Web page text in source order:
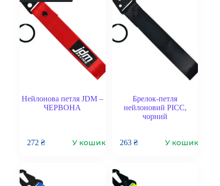
Нейлонова петля JDM –
ЧЕРВОНА
272₴ У кошик
Брелок-петля
нейлоновий PICC,
чорний
263 ₴ У кошик